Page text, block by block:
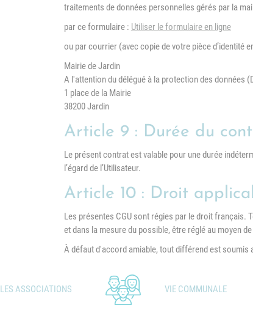
traitements de données personnelles gérés par la
par ce formulaire : Utiliser le formulaire en ligne
ou par courrier (avec copie de votre pièce d’identité
Mairie de Jardin
A l'attention du délégué à la protection des données
1 place de la Mairie
38200 Jardin
Article 9 : Durée du
Le présent contrat est valable pour une durée
l’égard de l’Utilisateur.
Article 10 : Droit
Les présentes CGU sont régies par le droit français.
et dans la mesure du possible, être réglé au moyen
À défaut d'accord amiable, tout différend est
LES ASSOCIATIONS VIE COMMUNALE